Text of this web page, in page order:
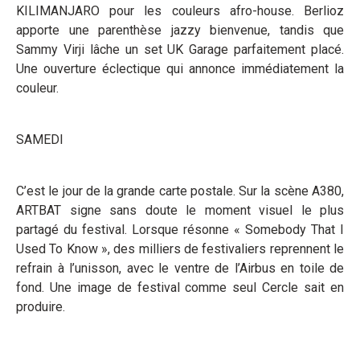
KILIMANJARO pour les couleurs afro-house. Berlioz
apporte une parenthèse jazzy bienvenue, tandis que
Sammy Virji lâche un set UK Garage parfaitement placé.
Une ouverture éclectique qui annonce immédiatement la
couleur.
SAMEDI
C’est le jour de la grande carte postale. Sur la scène A380,
ARTBAT signe sans doute le moment visuel le plus
partagé du festival. Lorsque résonne « Somebody That I
Used To Know », des milliers de festivaliers reprennent le
refrain à l’unisson, avec le ventre de l’Airbus en toile de
fond. Une image de festival comme seul Cercle sait en
produire.